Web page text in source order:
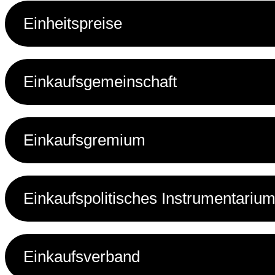
Einheitspreise
Einkaufsgemeinschaft
Einkaufsgremium
Einkaufspolitisches Instrumentarium
Einkaufsverband